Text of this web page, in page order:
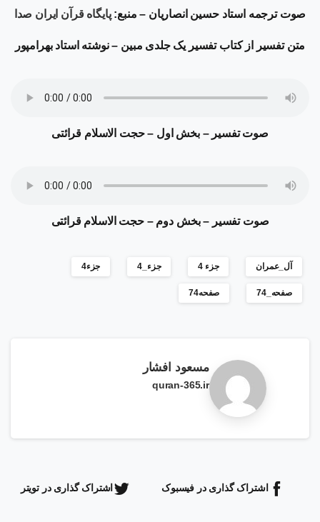
صوت ترجمه استاد حسین انصاریان – منبع:پایگاه قرآن ایران صدا
متن تفسیر از کتاب تفسیر یک جلدی مبین – نوشته استاد بهرامپور
صوت تفسیر – بخش اول – حجت الاسلام قرائتی
صوت تفسیر – بخش دوم – حجت الاسلام قرائتی
آل_عمران جزء 4 جزء_4 جزء4
صفحه_74 صفحه74
مسعود افشار
quran-365.ir
اشتراک گذاری در فیسبوک اشتراک گذاری در تویتر